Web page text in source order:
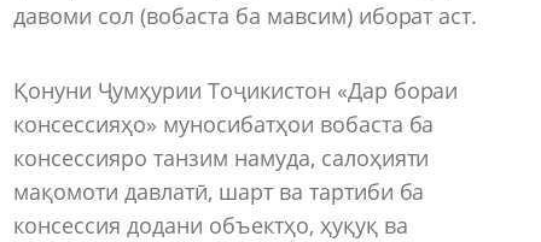
давоми сол (вобаста ба мавсим) иборат аст.
Қонуни Ҷумҳурии Тоҷикистон «Дар бораи
консессияҳо» муносибатҳои вобаста ба
консессияро танзим намуда, салоҳияти
мақомоти давлатӣ, шарт ва тартиби ба
консессия додани объектҳо, ҳуқуқ ва